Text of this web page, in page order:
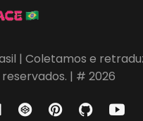
| Coletamos e
| # 2026